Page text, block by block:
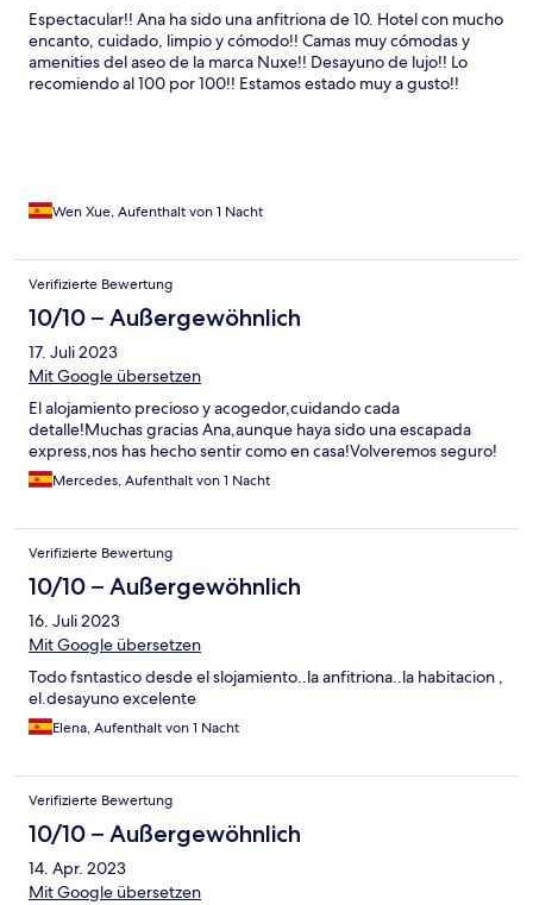
Espectacular!! Ana ha sido una anfitriona de 10. Hotel con mucho
encanto, cuidado, limpio y cómodo!! Camas muy cómodas y
amenities del aseo de la marca Nuxe!! Desayuno de lujo!! Lo
recomiendo al 100 por 100!! Estamos estado muy a gusto!!
Wen Xue, Aufenthalt von 1 Nacht
Verifizierte Bewertung
10/10 – Außergewöhnlich
17. Juli 2023
Mit Google übersetzen
El alojamiento precioso y acogedor,cuidando cada
detalle!Muchas gracias Ana,aunque haya sido una escapada
express,nos has hecho sentir como en casa!Volveremos seguro!
Mercedes, Aufenthalt von 1 Nacht
Verifizierte Bewertung
10/10 – Außergewöhnlich
16. Juli 2023
Mit Google übersetzen
Todo fsntastico desde el slojamiento..la anfitriona..la habitacion ,
el.desayuno excelente
Elena, Aufenthalt von 1 Nacht
Verifizierte Bewertung
10/10 – Außergewöhnlich
14. Apr. 2023
Mit Google übersetzen